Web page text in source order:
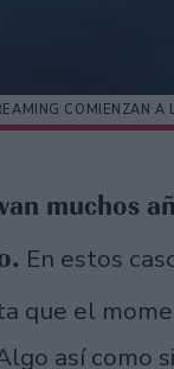
COMIENZAN A
muchos
En estos
que el
así como